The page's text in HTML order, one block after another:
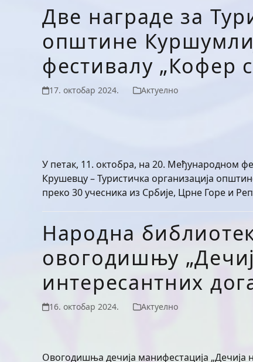
Две награде за
општине
фестивалу „Кофер
17. октобар 2024. Актуелно
У петак, 11. октобра, на 20. Међународном
Крушевцу – Туристичка организација
преко 30 учесника из Србије, Црне Горе и
Народна
овогодишњу
интересантних
16. октобар 2024. Актуелно
Овогодишња дечија манифестација „Дечија